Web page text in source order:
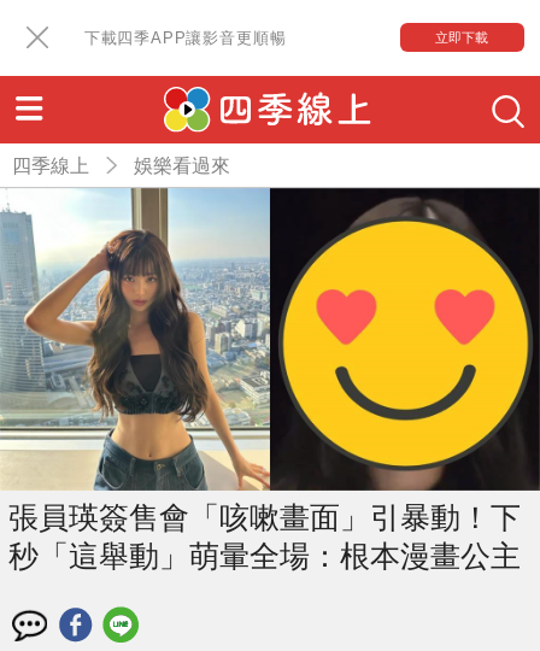
下載四季APP讓影音更順暢 立即下載
四季線上 娛樂看過來
張員瑛簽售會「咳嗽畫面」引暴動！下
秒「這舉動」萌暈全場：根本漫畫公主